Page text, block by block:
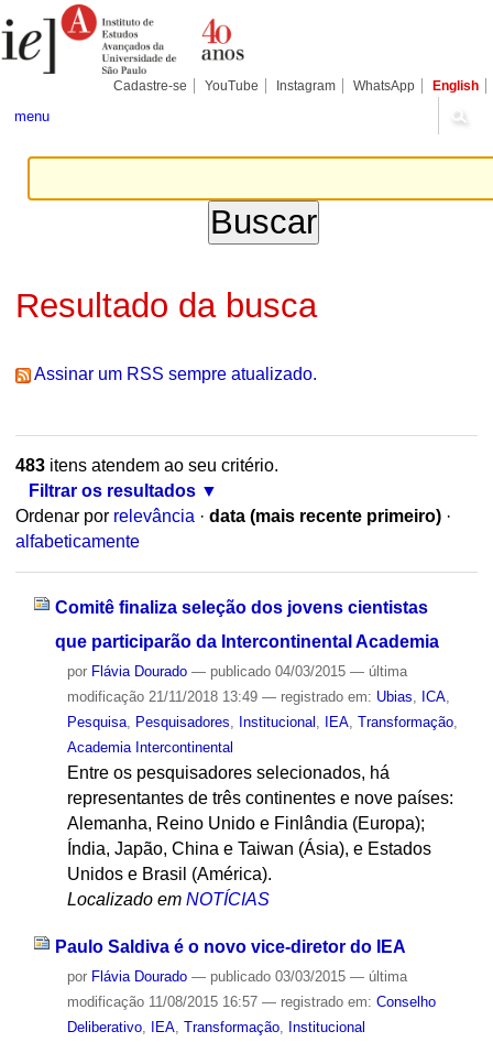
para
conteúdo.
Pessoais
Cadastre-se YouTube Instagram WhatsApp English
menu
Resultado da busca
Assinar um RSS sempre atualizado.
483itens atendem ao seu critério.
Filtrar os resultados
Ordenar por relevância · data (mais recente primeiro) ·
alfabeticamente
Comitê finaliza seleção dos jovens cientistas
que participarão da Intercontinental Academia
por Flávia Dourado — publicado04/03/2015 — última
modificação21/11/2018 13:49 — registrado em: Ubias ICA,
Pesquisa, Pesquisadores Institucional IEA, Transformação,
Academia Intercontinental
Entre os pesquisadores selecionados, há
representantes de três continentes e nove países:
Alemanha, Reino Unido e Finlândia (Europa);
Índia, Japão, China e Taiwan (Ásia), e Estados
Unidos e Brasil (América).
Localizado em NOTÍCIAS
Paulo Saldiva é o novo vice-diretor do IEA
por Flávia Dourado — publicado03/03/2015 — última
modificação11/08/2015 16:57 — registrado em: Conselho
Deliberativo, IEA, Transformação, Institucional